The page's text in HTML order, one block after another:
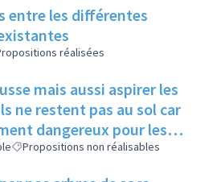
entre les différentes
réalisées
mais aussi aspirer les
ne restent pas au sol car
dangereux pour les
Propositions non réalisables